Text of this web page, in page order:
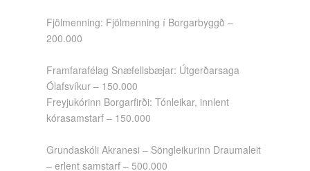
Fjölmenning: Fjölmenning í Borgarbyggð –
200.000
Framfarafélag Snæfellsbæjar: Útgerðarsaga
Ólafsvíkur – 150.000
Freyjukórinn Borgarfirði: Tónleikar, innlent
kórasamstarf – 150.000
Grundaskóli Akranesi – Söngleikurinn Draumaleit
– erlent samstarf – 500.000